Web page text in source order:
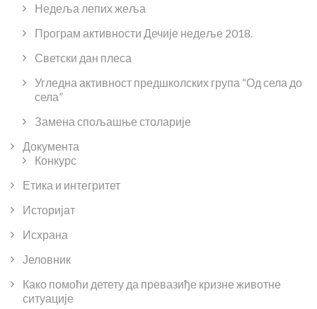
Недеља лепих жеља
Програм активности Дечије недеље 2018.
Светски дан плеса
Угледна активност предшколских група “Од села до
села”
Замена спољашње столарије
Документа
Конкурс
Етика и интегритет
Историјат
Исхрана
Јеловник
Како помоћи детету да превазиђе кризне животне
ситуације